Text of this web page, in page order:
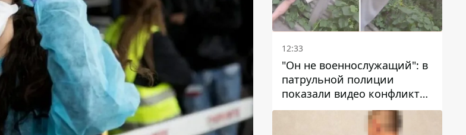
12:33
"Он не военнослужащий": в
патрульной полиции
показали видео конфликта
с мужчиной без ноги на
проспекте Поля в Днепре